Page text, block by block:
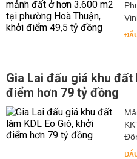
Gia Lai đấu giá khu đất
điểm hơn 79 tỷ đồng